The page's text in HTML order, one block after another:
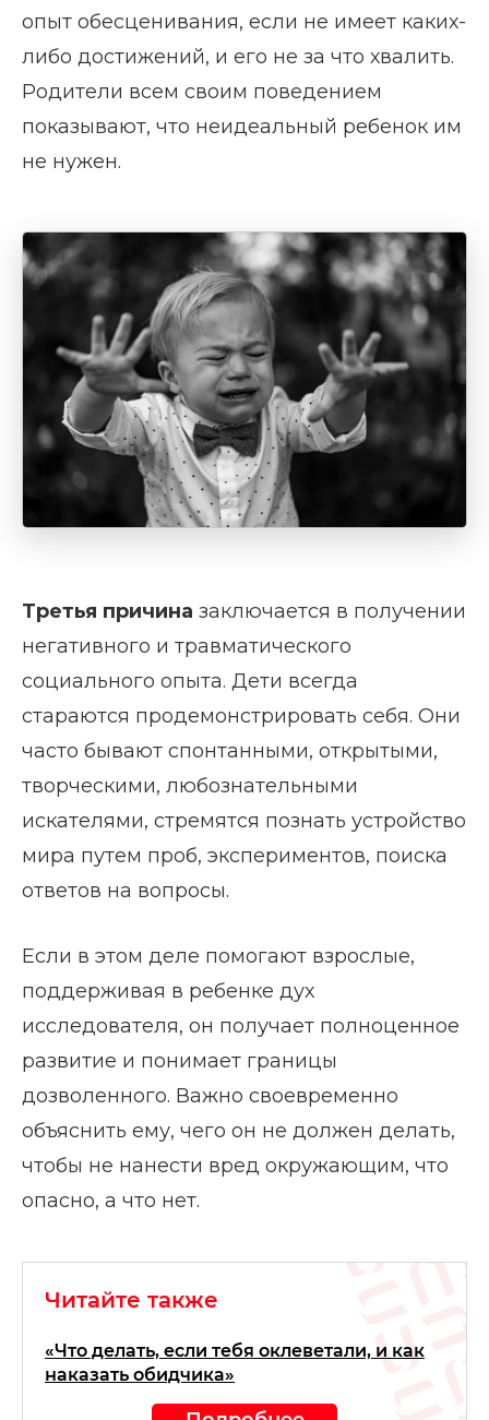
опыт обесценивания, если не имеет каких-
либо достижений, и его не за что хвалить.
Родители всем своим поведением
показывают, что неидеальный ребенок им
не нужен.
Третья причина заключается в получении
негативного и травматического
социального опыта. Дети всегда
стараются продемонстрировать себя. Они
часто бывают спонтанными, открытыми,
творческими, любознательными
искателями, стремятся познать устройство
мира путем проб, экспериментов, поиска
ответов на вопросы.
Если в этом деле помогают взрослые,
поддерживая в ребенке дух
исследователя, он получает полноценное
развитие и понимает границы
дозволенного. Важно своевременно
объяснить ему, чего он не должен делать,
чтобы не нанести вред окружающим, что
опасно, а что нет.
Читайте также
«Что делать, если тебя оклеветали, и как
наказать обидчика»